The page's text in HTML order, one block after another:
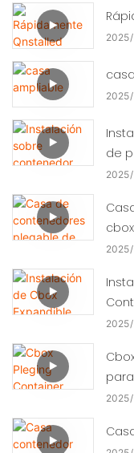
2025
2025
de
2025
2025
2025
2025